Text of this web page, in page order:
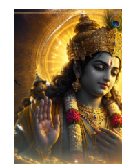
आस्था
हुआ
खिलवाड़?
अयोध्या
राम
मंदिर
चढ़ावा
विवाद